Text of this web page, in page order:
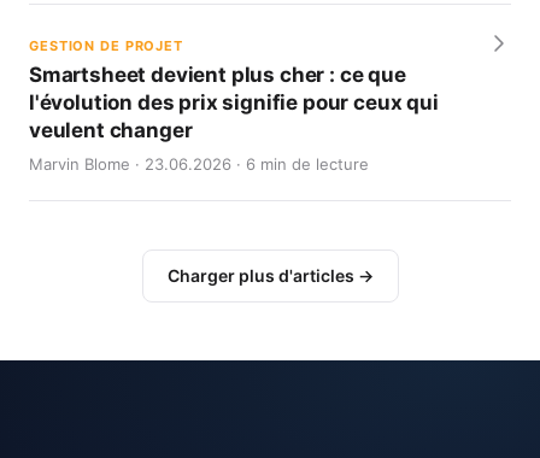
GESTION DE PROJET
Smartsheet devient plus cher : ce que
l'évolution des prix signifie pour ceux qui
veulent changer
Marvin Blome · 23.06.2026 · 6 min de lecture
Charger plus d'articles →